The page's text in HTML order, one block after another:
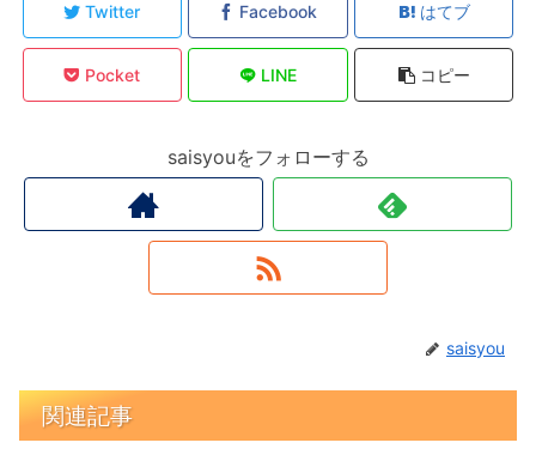
Twitter Facebook はてブ
Pocket LINE コピー
saisyouをフォローする
saisyou
関連記事